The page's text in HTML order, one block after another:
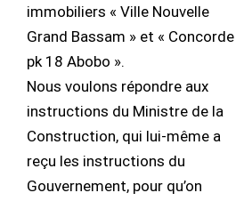
immobiliers « Ville Nouvelle
Grand Bassam » et « Concorde
pk 18 Abobo ».
Nous voulons répondre aux
instructions du Ministre de la
Construction, qui lui-même a
reçu les instructions du
Gouvernement, pour qu’on